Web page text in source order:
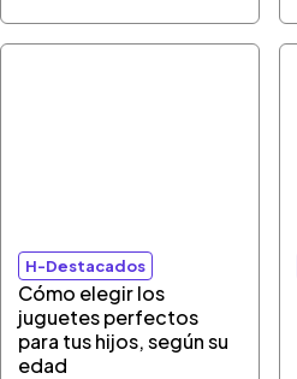
H-Destacados
Cómo elegir los
juguetes perfectos
para tus hijos, según su
edad